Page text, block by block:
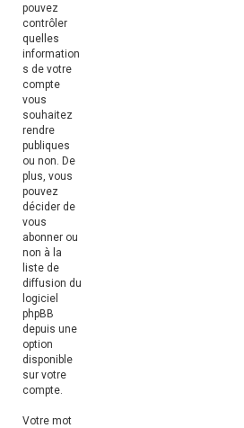
pouvez
contrôler
quelles
information
s de votre
compte
vous
souhaitez
rendre
publiques
ou non. De
plus, vous
pouvez
décider de
vous
abonner ou
non à la
liste de
diffusion du
logiciel
phpBB
depuis une
option
disponible
sur votre
compte.
Votre mot